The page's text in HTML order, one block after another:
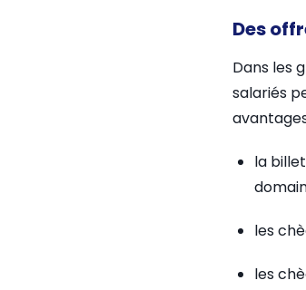
Des
Dans les
salariés
la
les
les